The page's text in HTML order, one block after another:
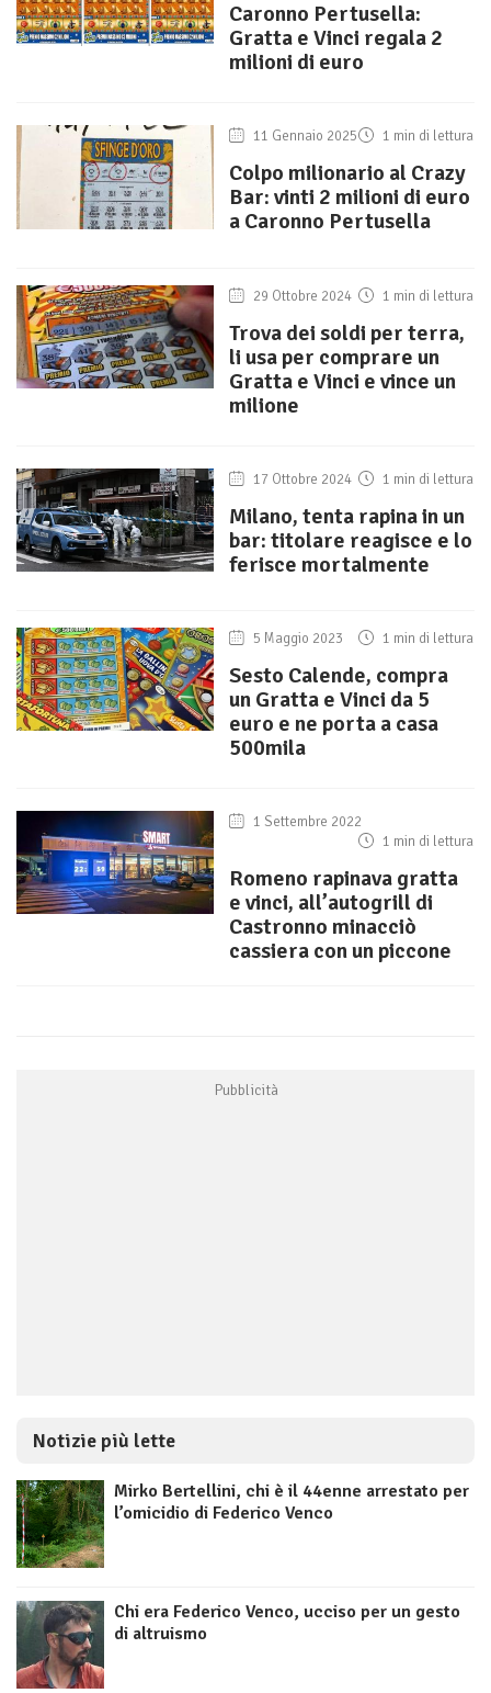
Caronno Pertusella:
Gratta e Vinci regala 2
milioni di euro
11 Gennaio 2025 1 min di lettura
Colpo milionario al Crazy
Bar: vinti 2 milioni di euro
a Caronno Pertusella
29 Ottobre 2024 1 min di lettura
Trova dei soldi per terra,
li usa per comprare un
Gratta e Vinci e vince un
milione
17 Ottobre 2024 1 min di lettura
Milano, tenta rapina in un
bar: titolare reagisce e lo
ferisce mortalmente
5 Maggio 2023 1 min di lettura
Sesto Calende, compra
un Gratta e Vinci da 5
euro e ne porta a casa
500mila
1 Settembre 2022
1 min di lettura
Romeno rapinava gratta
e vinci, all’autogrill di
Castronno minacciò
cassiera con un piccone
Notizie più lette
Mirko Bertellini, chi è il 44enne arrestato per
l’omicidio di Federico Venco
Chi era Federico Venco, ucciso per un gesto
di altruismo